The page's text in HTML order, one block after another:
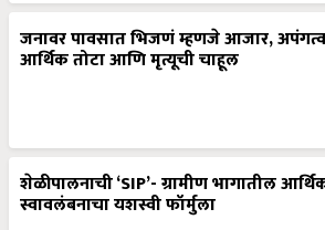
जनावर पावसात भिजणं म्हणजे आजार,
आर्थिक तोटा आणि मृत्यूची चाहूल
स्वावलंबनाचा यशस्वी फॉर्मुला